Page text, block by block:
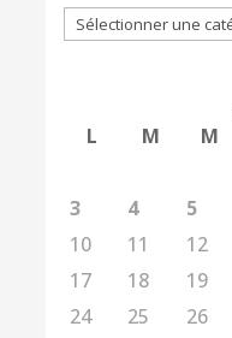
Catégories
L M M
3
4 5
10
11 12
17
18 19
24
25 26